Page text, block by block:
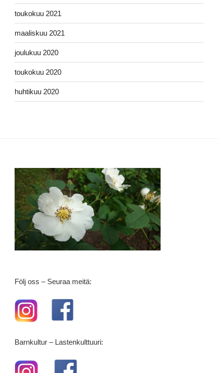
toukokuu 2021
maaliskuu 2021
joulukuu 2020
toukokuu 2020
huhtikuu 2020
Följ oss – Seuraa meitä:
Barnkultur – Lastenkulttuuri: